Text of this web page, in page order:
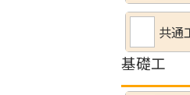
共通
基礎工